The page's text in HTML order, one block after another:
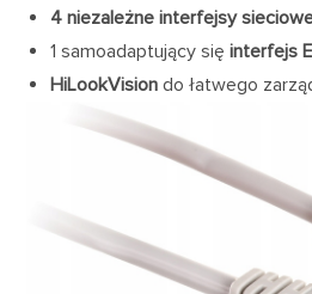
4 niezależne interfejsy
1 samoadaptujący się interfejs
HiLookVision do łatwego